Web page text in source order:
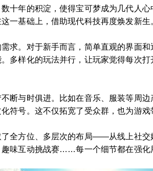
十年的积淀，使得宝可梦成为几代人
一基础上，借助现代科技再度焕发新
求。对于新手而言，简单直观的界面
多样化的玩法并行，让玩家觉得每次
断与时俱进。比如在音乐、服装等周
符号。这不仅拓宽了受众群，也为游戏
全方位、多层次的布局——从线上社
味互动挑战赛……每一个细节都在强化